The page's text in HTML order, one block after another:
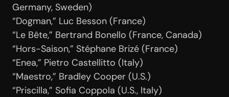
Germany, Sweden)
“Dogman,” Luc Besson (France)
“Le Bête,” Bertrand Bonello (France, Canada)
“Hors-Saison,” Stéphane Brizé (France)
“Enea,” Pietro Castellitto (Italy)
“Maestro,” Bradley Cooper (U.S.)
“Priscilla,” Sofia Coppola (U.S., Italy)